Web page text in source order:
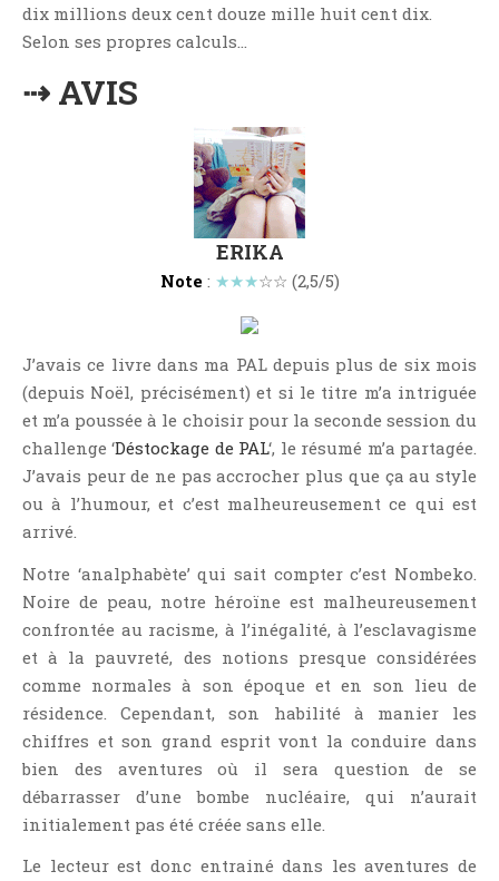
Dystopie
Erotique
Humour
Jeunesse
LGBT
Light Novel
Littérature Classique
Littérature Française
Littérature Gay
Littérature Lesbienne
Nouvelle
Paranormal
Poésie
dix millions deux cent douze mille huit cent dix.
Selon ses propres calculs…
⇢ AVIS
ERIKA
Note: ★★★☆☆ (2,5/5)
J’avais ce livre dans ma PAL depuis plus de six mois
(depuis Noël, précisément) et si le titre m’a intriguée
et m’a poussée à le choisir pour la seconde session du
challenge ‘Déstockage de PAL‘, le résumé m’a partagée.
J’avais peur de ne pas accrocher plus que ça au style
ou à l’humour, et c’est malheureusement ce qui est
arrivé.
Notre ‘analphabète’ qui sait compter c’est Nombeko.
Noire de peau, notre héroïne est malheureusement
confrontée au racisme, à l’inégalité, à l’esclavagisme
et à la pauvreté, des notions presque considérées
comme normales à son époque et en son lieu de
résidence. Cependant, son habilité à manier les
chiffres et son grand esprit vont la conduire dans
bien des aventures où il sera question de se
débarrasser d’une bombe nucléaire, qui n’aurait
initialement pas été créée sans elle.
Le lecteur est donc entrainé dans les aventures de